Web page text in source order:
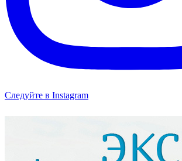
Следуйте в Instagram